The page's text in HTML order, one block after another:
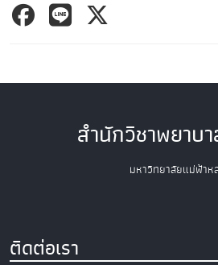
สำนักวิชาพยาบ
มหาวิทยาลัยแม่ฟ้าห
ติดต่อเรา